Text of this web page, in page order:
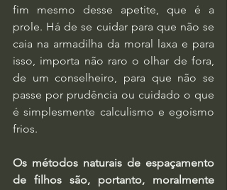
fim mesmo desse apetite, que é a
prole. Há de se cuidar para que não se
caia na armadilha da moral laxa e para
isso, importa não raro o olhar de fora,
de um conselheiro, para que não se
passe por prudência ou cuidado o que
é simplesmente calculismo e egoísmo
frios.
Os métodos naturais de espaçamento
de filhos são, portanto, moralmente